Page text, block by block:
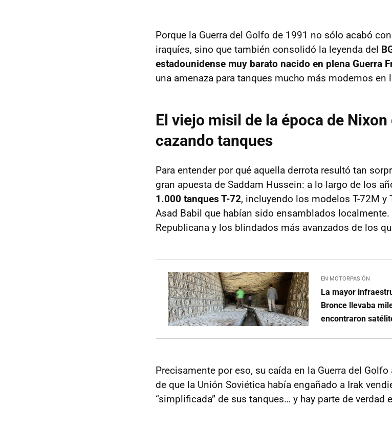
Porque la Guerra del Golfo de 1991 no sólo acabó
iraquíes, sino que también consolidó la leyenda del
estadounidense muy barato nacido en plena Guerra
una amenaza para tanques mucho más modernos en
El viejo misil de la época de
cazando tanques
Para entender por qué aquella derrota resultó tan
gran apuesta de Saddam Hussein: a lo largo de los
1.000 tanques T-72, incluyendo los modelos T-72M y
Asad Babil que habían sido ensamblados localmente.
Republicana y los blindados más avanzados de los
EN MOTORPASIÓN
La mayor
Bronce llevaba
encontraron
Precisamente por eso, su caída en la Guerra del
de que la Unión Soviética había engañado a Irak
“simplificada” de sus tanques… y hay parte de verdad